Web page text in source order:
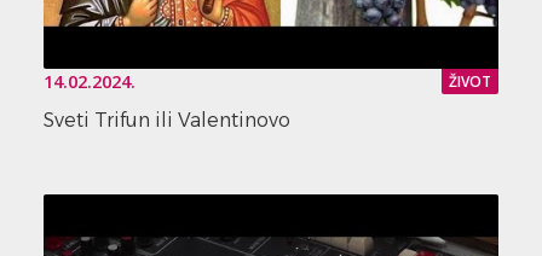
14.02.2024. ŽIVOT
Sveti Trifun ili Valentinovo